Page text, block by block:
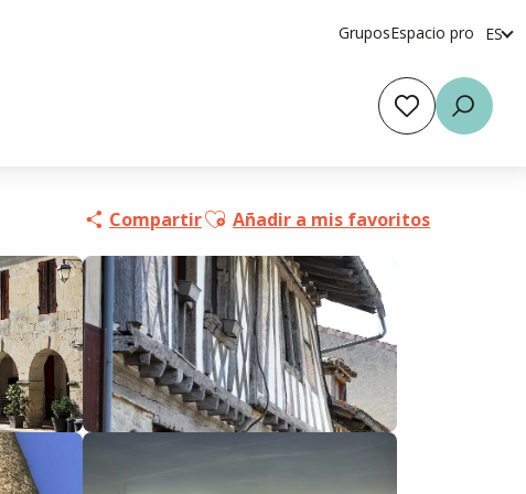
GruposEspacio pro ES
en
CompartirAjouter aux favoris
Añadir a mis favoritos